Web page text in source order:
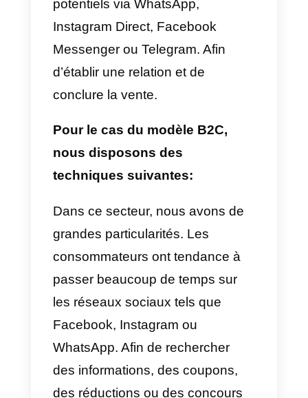
achète des solutions de
communication pour une
entreprise. Il est fondamental
tenir compte pour commencer à
travailler sur les particularités de
votre public.
Técnicas de venta B2B y
B2C
Il existe aujourd’hui de
nombreuses techniques de vente
sur le marché. Cependant, les
ventesB2BetB2Cen général